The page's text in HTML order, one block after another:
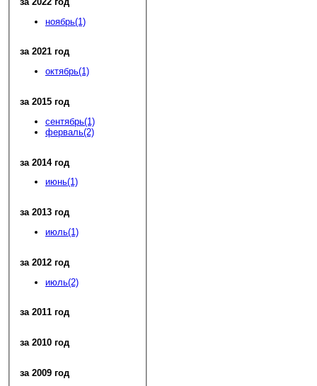
ноябрь(1)
за 2021 год
октябрь(1)
за 2015 год
сентябрь(1)
ферваль(2)
за 2014 год
июнь(1)
за 2013 год
июль(1)
за 2012 год
июль(2)
за 2011 год
за 2010 год
за 2009 год